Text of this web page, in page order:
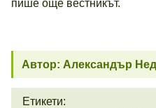
пише още вестникът.
Автор: Александър
Етикети: